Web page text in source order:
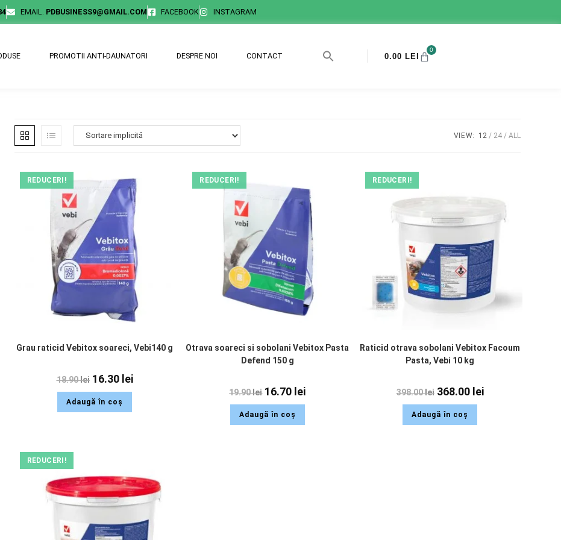
EMAIL. PDBUSINESS9@GMAIL.COM FACEBOOK INSTAGRAM
PROMOTII ANTI-DAUNATORI DESPRE NOI CONTACT 0.00 LEI
0
VIEW: 12 24 ALL
REDUCERI!
Grau raticid Vebitox soareci, Vebi140 g
18.90lei 16.30 lei
Adaugă în coș
REDUCERI!
Otrava soareci si sobolani Vebitox Pasta
Defend 150 g
19.90lei 16.70 lei
Adaugă în coș
REDUCERI!
Raticid otrava sobolani Vebitox Facoum
Pasta, Vebi 10 kg
398.00lei 368.00 lei
Adaugă în coș
REDUCERI!